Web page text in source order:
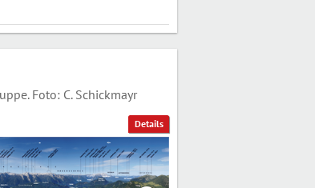
Details
Foto: C. Schickmayr